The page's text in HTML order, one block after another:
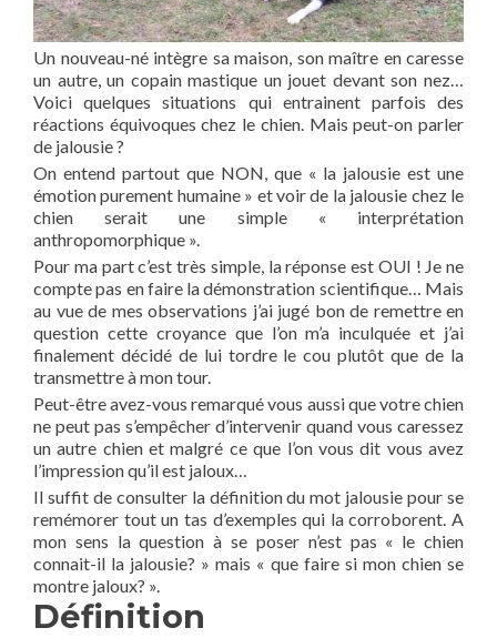
Un nouveau-né intègre sa maison, son maître en caresse
un autre, un copain mastique un jouet devant son nez…
Voici quelques situations qui entrainent parfois des
réactions équivoques chez le chien. Mais peut-on parler
de jalousie ?
On entend partout que NON, que « la jalousie est une
émotion purement humaine » et voir de la jalousie chez le
chien serait une simple « interprétation
anthropomorphique ».
Pour ma part c’est très simple, la réponse est OUI ! Je ne
compte pas en faire la démonstration scientifique… Mais
au vue de mes observations j’ai jugé bon de remettre en
question cette croyance que l’on m’a inculquée et j’ai
finalement décidé de lui tordre le cou plutôt que de la
transmettre à mon tour.
Peut-être avez-vous remarqué vous aussi que votre chien
ne peut pas s’empêcher d’intervenir quand vous caressez
un autre chien et malgré ce que l’on vous dit vous avez
l’impression qu’il est jaloux…
Il suffit de consulter la définition du mot jalousie pour se
remémorer tout un tas d’exemples qui la corroborent. A
mon sens la question à se poser n’est pas « le chien
connait-il la jalousie? » mais « que faire si mon chien se
montre jaloux? ».
Définition